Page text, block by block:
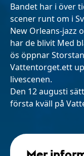
Bandet har i över
scener runt om i
New Orleans-jazz
har de blivit Med
ös öppnar
Vattentorget.ett
livescenen.
Den 12 augusti
första kväll på